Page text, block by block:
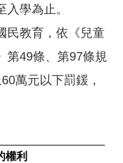
學為止。
民教育，依《兒童
第49條、第97條規
萬元以下罰鍰，
權利